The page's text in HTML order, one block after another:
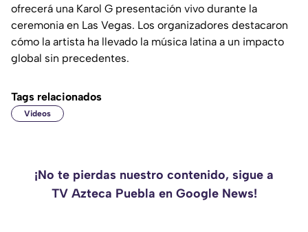
ofrecerá una Karol G presentación vivo durante la
ceremonia en Las Vegas. Los organizadores destacaron
cómo la artista ha llevado la música latina a un impacto
global sin precedentes.
Tags relacionados
Videos
¡No te pierdas nuestro contenido, sigue a
TV Azteca Puebla en Google News!